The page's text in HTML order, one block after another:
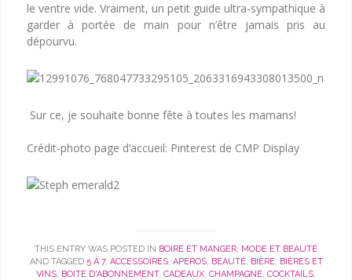
le ventre vide. Vraiment, un petit guide ultra-sympathique à
garder à portée de main pour n’être jamais pris au
dépourvu.
Sur ce, je souhaite bonne fête à toutes les mamans!
Crédit-photo page d’accueil: Pinterest de CMP Display
THIS ENTRY WAS POSTED IN BOIRE ET MANGER MODE ET BEAUTÉ
AND TAGGED 5 À 7, ACCESSOIRES, APEROS, BEAUTÉ, BIÈRE, BIÈRES ET
VINS BOITE D'ABONNEMENT, CADEAUX CHAMPAGNE COCKTAILS